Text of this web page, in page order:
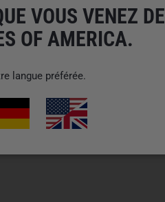
VOUS VENEZ DE
OF AMERICA.
langue préférée.